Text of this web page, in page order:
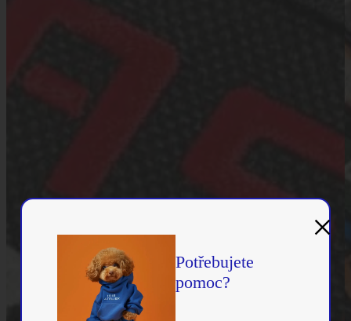
Potřebujete
pomoc?
×